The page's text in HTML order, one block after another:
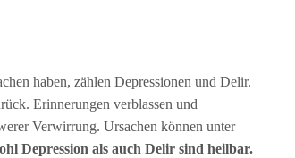
haben, zählen Depressionen und Delir.
Erinnerungen verblassen und
Verwirrung. Ursachen können unter
Depression als auch Delir sind heilbar.